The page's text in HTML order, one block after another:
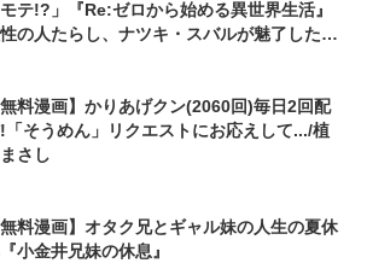
テ!?」『Re:ゼロから始める異世界生活』
の人たらし、ナツキ・スバルが魅了した男
無料漫画】かりあげクン(2060回)毎日2回配
「そうめん」リクエストにお応えして.../植
さし
無料漫画】オタク兄とギャル妹の人生の夏休
小金井兄妹の休息』